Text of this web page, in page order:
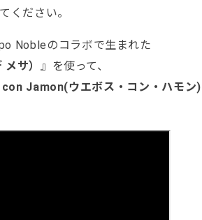
ください。
Nobleのコラボで生まれた
サ） 』を使って、
Jamon(ウエボス・コン・ハモン)